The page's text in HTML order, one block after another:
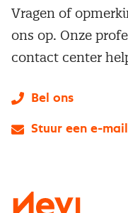
Vragen of
ons op. Onze
contact center
Bel ons
Stuur een e-mail